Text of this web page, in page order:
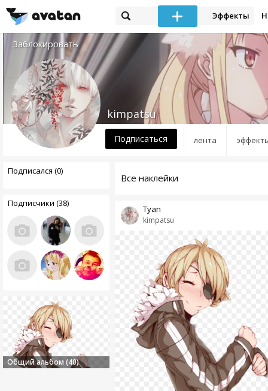
Эффекты
Заблокировать
лента
kimpatsu
Подписаться
Подписался (0)
Подписчики (38)
Общий альбом (40)
Все наклейки
kimpatsu
Tyan